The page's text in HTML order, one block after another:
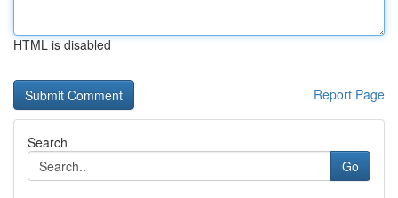
HTML is disabled
Report Page
Search
Go